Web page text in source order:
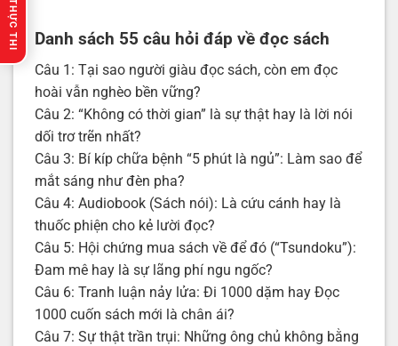
Danh sách 55 câu hỏi đáp về đọc sách
Câu 1: Tại sao người giàu đọc sách, còn em đọc
hoài vẫn nghèo bền vững?
Câu 2: “Không có thời gian” là sự thật hay là lời nói
dối trơ trẽn nhất?
Câu 3: Bí kíp chữa bệnh “5 phút là ngủ”: Làm sao để
mắt sáng như đèn pha?
Câu 4: Audiobook (Sách nói): Là cứu cánh hay là
thuốc phiện cho kẻ lười đọc?
Câu 5: Hội chứng mua sách về để đó (“Tsundoku”):
Đam mê hay là sự lãng phí ngu ngốc?
Câu 6: Tranh luận nảy lửa: Đi 1000 dặm hay Đọc
1000 cuốn sách mới là chân ái?
Câu 7: Sự thật trần trụi: Những ông chủ không bằng